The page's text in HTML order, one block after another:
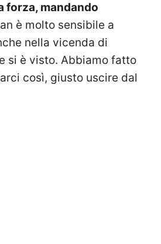
forza, mandando
è molto sensibile a
nella vicenda di
si è visto. Abbiamo fatto
così, giusto uscire dal